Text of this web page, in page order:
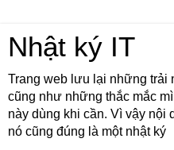
Nhật ký IT
Trang web lưu lại những trải
cũng như những thắc mắc
này dùng khi cần. Vì vậy nội
nó cũng đúng là một nhật ký